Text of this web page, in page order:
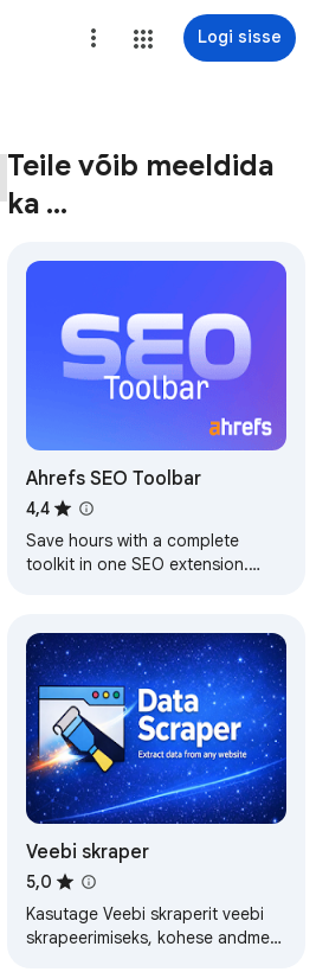
Logi sisse
Teile võib meeldida
ka …
Ahrefs SEO Toolbar
4,4
Save hours with a complete
toolkit in one SEO extension.
webpage.
Veebi skraper
5,0
Kasutage Veebi skraperit veebi
skrapeerimiseks, kohese andmete